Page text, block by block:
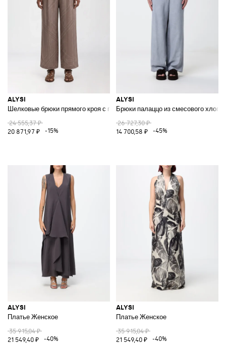
ALYSI
Шелковые брюки прямого кроя с графическим принтом и высокой
24 555,37 ₽
20 871,97 ₽
-15%
ALYSI
Брюки палаццо из смесового хлопка
26 727,30 ₽
14 700,58 ₽
-45%
ALYSI
Платье Женское
35 915,04 ₽
21 549,40 ₽
-40%
ALYSI
Платье Женское
35 915,04 ₽
21 549,40 ₽
-40%